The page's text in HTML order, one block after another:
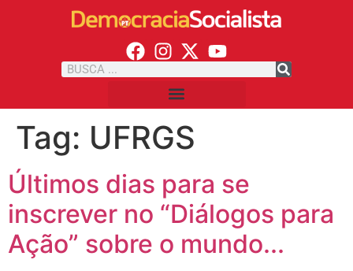
Tag: UFRGS
Últimos dias para se
inscrever no “Diálogos para
Ação” sobre o mundo...